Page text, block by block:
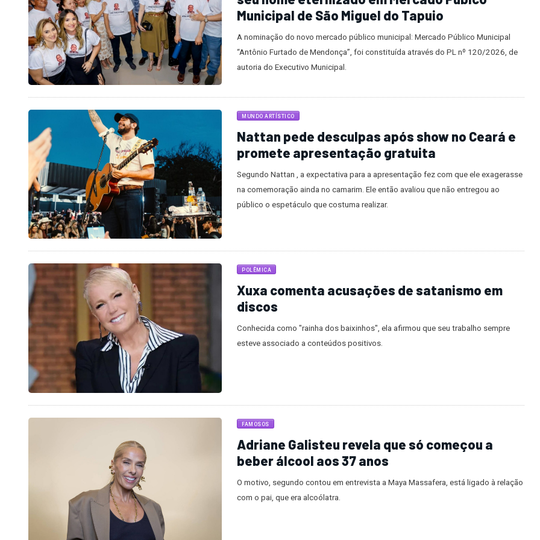
Municipal de São Miguel do Tapuio
A nominação do novo mercado público municipal: Mercado Público Municipal
“Antônio Furtado de Mendonça”, foi constituída através do PL nº 120/2026, de
autoria do Executivo Municipal.
MUNDO ARTÍSTICO
Nattan pede desculpas após show no Ceará e
promete apresentação gratuita
Segundo Nattan , a expectativa para a apresentação fez com que ele exagerasse
na comemoração ainda no camarim. Ele então avaliou que não entregou ao
público o espetáculo que costuma realizar.
POLÊMICA
Xuxa comenta acusações de satanismo em
discos
Conhecida como "rainha dos baixinhos", ela afirmou que seu trabalho sempre
esteve associado a conteúdos positivos.
FAMOSOS
Adriane Galisteu revela que só começou a
beber álcool aos 37 anos
O motivo, segundo contou em entrevista a Maya Massafera, está ligado à relação
com o pai, que era alcoólatra.